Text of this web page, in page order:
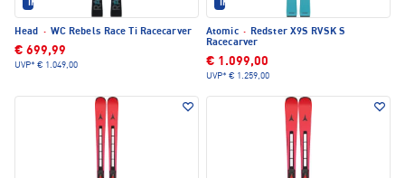
IM SET ERHÄLTLICH
Head · WC Rebels Race Ti Racecarver
€ 699,99
UVP* € 1.049,00
IM SET ERHÄLTLICH
Atomic · Redster X9S RVSK S
Racecarver
€ 1.099,00
UVP* € 1.259,00